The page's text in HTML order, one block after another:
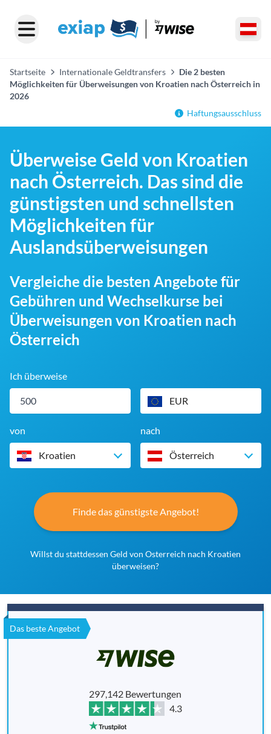
Startseite Internationale Geldtransfers
Die 2 besten
Möglichkeiten für Überweisungen von Kroatien nach Österreich in
2026
Haftungsausschluss
Überweise Geld von Kroatien
nach Österreich. Das sind die
günstigsten und schnellsten
Möglichkeiten für
Auslandsüberweisungen
Vergleiche die besten Angebote für
Gebühren und Wechselkurse bei
Überweisungen von Kroatien nach
Österreich
Ich überweise
EUR
von
Kroatien
nach
Österreich
Finde das günstigste Angebot!
Willst du stattdessen Geld von Osterreich nach Kroatien
überweisen?
Das beste Angebot
297,142 Bewertungen
4.3